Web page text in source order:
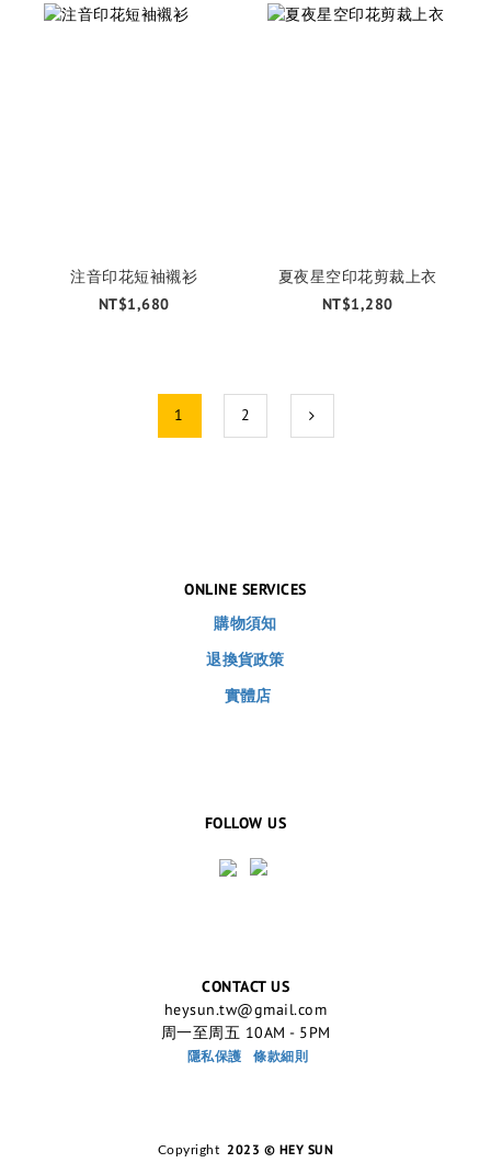
注音印花短袖襯衫
NT$1,680
夏夜星空印花剪裁上衣
NT$1,280
1 2
ONLINE SERVICES
購物須知
退換貨政策
實體店
FOLLOW US
CONTACT US
heysun.tw@gmail.com
周一至周五 10AM - 5PM
隱私保護 條款細則
Copyright 2023 © HEY SUN